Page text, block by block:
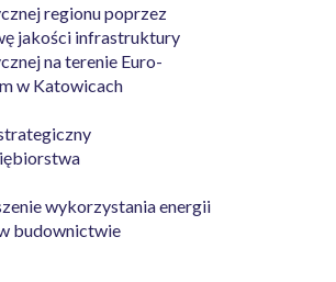
regionu poprzez
jakości infrastruktury
na terenie Euro-
w Katowicach
wykorzystania energii
budownictwie